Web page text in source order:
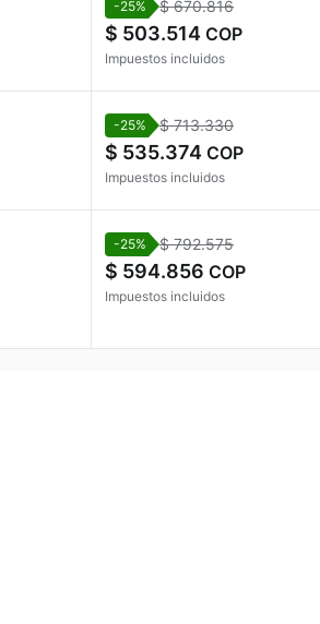
-25% $ 670.816
$ 503.514 COP
Impuestos incluidos
-25% $ 713.330
$ 535.374 COP
Impuestos incluidos
-25% $ 792.575
$ 594.856 COP
Impuestos incluidos